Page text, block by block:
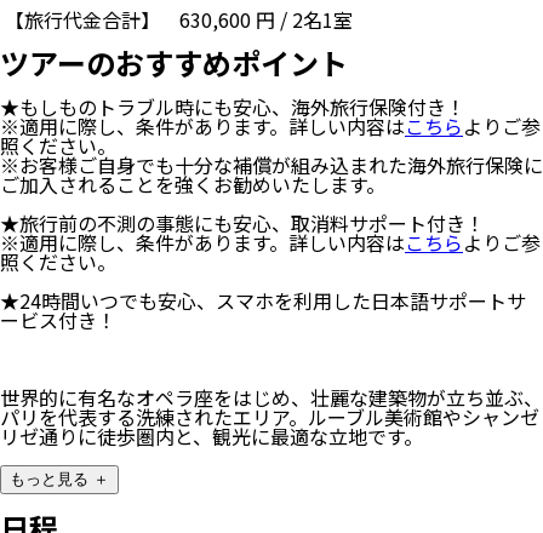
【旅行代金合計】 630,600 円 / 2名1室
ツアーのおすすめポイント
★もしものトラブル時にも安心、海外旅行保険付き！
※適用に際し、条件があります。詳しい内容はこちらよりご参
照ください。
※お客様ご自身でも十分な補償が組み込まれた海外旅行保険に
ご加入されることを強くお勧めいたします。
★旅行前の不測の事態にも安心、取消料サポート付き！
※適用に際し、条件があります。詳しい内容はこちらよりご参
照ください。
★24時間いつでも安心、スマホを利用した日本語サポートサ
ービス付き！
世界的に有名なオペラ座をはじめ、壮麗な建築物が立ち並ぶ、
パリを代表する洗練されたエリア。ルーブル美術館やシャンゼ
リゼ通りに徒歩圏内と、観光に最適な立地です。
もっと見る ＋